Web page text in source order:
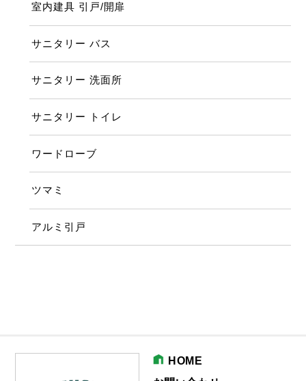
室内建具 引戸/開扉
サニタリー バス
サニタリー 洗面所
サニタリー トイレ
ワードローブ
ツマミ
アルミ引戸
HOME